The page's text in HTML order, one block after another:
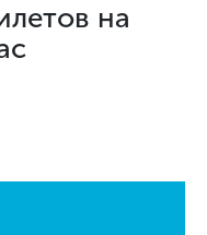
на